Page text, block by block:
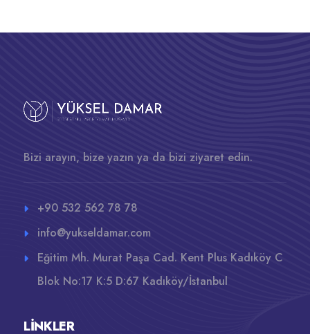
Bizi arayın, bize yazın ya da bizi ziyaret edin.
+90 532 562 78 78
info@yukseldamar.com
Eğitim Mh. Murat Paşa Cad. Kent Plus Kadıköy C
Blok No:17 K:5 D:67 Kadıköy/İstanbul
LINKLER